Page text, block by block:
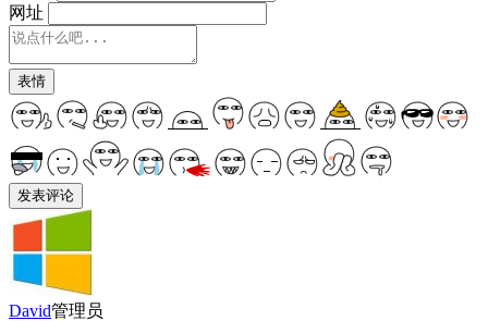
网址
表情
David管理员